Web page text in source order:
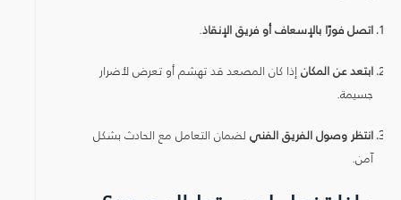
اتصل فورًا بالإسعاف أو فريق الإنقاذ.
ابتعد عن المكان إذا كان المصعد قد تهشم أو تعرض لأضرار
جسيمة.
انتظر وصول الفريق الفني لضمان التعامل مع الحادث بشكل
آمن.